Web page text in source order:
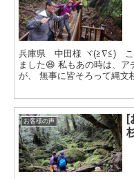
兵庫県 中田様 ヾ(≧∇≦) こ
ました😆 私もあの時は、
が、 無事に皆そろって縄文
お客様の声
[